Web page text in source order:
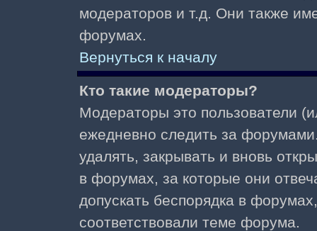
модераторов и т.д. Они также
форумах.
Вернуться к началу
Кто такие модераторы?
Модераторы это пользователи
ежедневно следить за
удалять, закрывать и вновь
в форумах, за которые они
допускать беспорядка в
соответствовали теме форума.